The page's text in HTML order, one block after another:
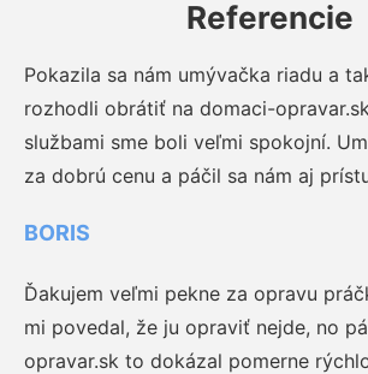
Referencie
Pokazila sa nám umývačka riadu a
rozhodli obrátiť na domaci-
službami sme boli veľmi spokojní.
za dobrú cenu a páčil sa nám aj
BORIS
Ďakujem veľmi pekne za opravu
mi povedal, že ju opraviť nejde, no
opravar.sk to dokázal pomerne